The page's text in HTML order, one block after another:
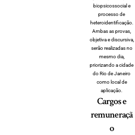
biopsicossocial e
processo de
heteroidentificação.
Ambas as provas,
objetiva e discursiva,
serão realizadas no
mesmo dia,
priorizando a cidade
do Rio de Janeiro
como local de
aplicação.
Cargos e
remuneraçã
o